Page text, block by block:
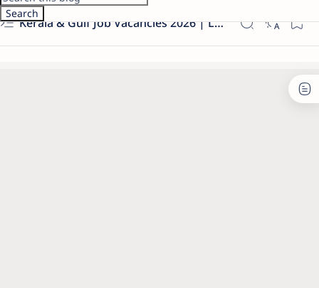
Kerala & Gulf Job Vacancies 2026 | Latest Govt & Private Jobs